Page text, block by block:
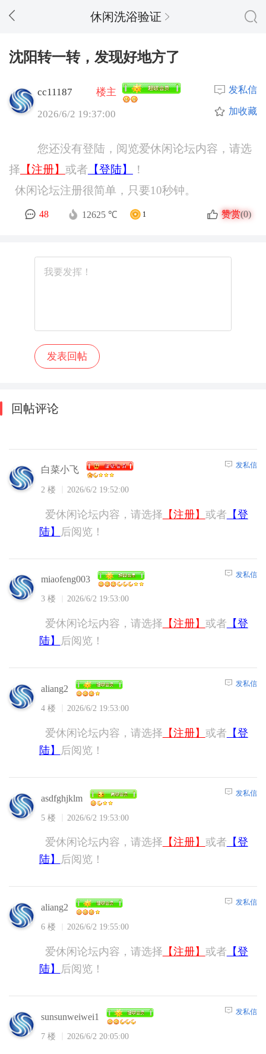
休闲洗浴验证
沈阳转一转，发现好地方了
cc11187
楼主
2026/6/2 19:37:00
发私信
加收藏
您还没有登陆，阅览爱休闲论坛内容，请选
择 【注册】 或者 【登陆】
！
休闲论坛注册很简单，只要10秒钟。
48 12625 ℃ 1 赞赏(0)
回帖评论
白菜小飞
2 楼 2026/6/2 19:52:00
发私信
爱休闲论坛内容，请选择 【注册】 或者 【登
陆】
后阅览！
miaofeng003
3 楼 2026/6/2 19:53:00
发私信
爱休闲论坛内容，请选择 【注册】 或者 【登
陆】
后阅览！
aliang2
4 楼 2026/6/2 19:53:00
发私信
爱休闲论坛内容，请选择 【注册】 或者 【登
陆】
后阅览！
asdfghjklm
5 楼 2026/6/2 19:53:00
发私信
爱休闲论坛内容，请选择 【注册】 或者 【登
陆】
后阅览！
aliang2
6 楼 2026/6/2 19:55:00
发私信
爱休闲论坛内容，请选择 【注册】 或者 【登
陆】
后阅览！
sunsunweiwei1
7 楼 2026/6/2 20:05:00
发私信